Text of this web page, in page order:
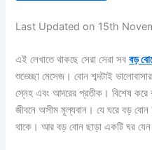
Last Updated on 15th
এই লেখাতে থাকছে সেরা সেরা সববড়
শুভেচ্ছা মেসেজ। বোন শব্দটাই
স্নেহ এবং আদরের প্রতীক। বিশেষ
জীবনে অসীম মূল্যবান। যে ঘরে বড়
থাকে। আর বড় বোন ছাড়া একটি ঘর